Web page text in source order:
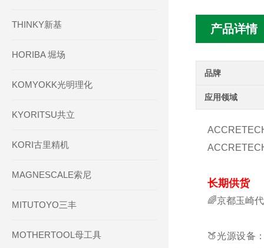
产品详情
品牌
应用领域
长期供货
🌈京都玉崎
🍑光源设备
THINKY新基
HORIBA 堀场
KOMYOKK光明理化
KYORITSU共立
KORI古里精机
MAGNESCALE索尼
MITUTOYO三丰
MOTHERTOOL母工具